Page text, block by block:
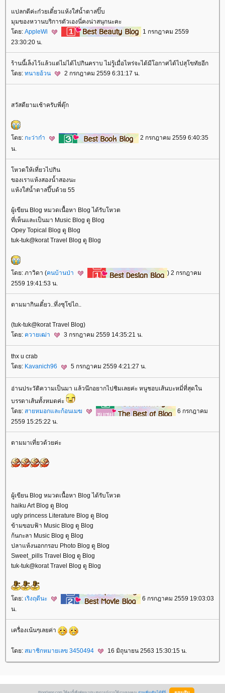
ปลกดีค่ะก๋วยเตี๋ยวแห้งใส่น้ำตาลปิ๊บ
มุมของหวานบริการตัวเองนี่คงน่าสนุกนะคะ
ดย: AppleWi
1 กรกฎาคม 2559
23:30:20 น.
ร้านนี้เล็งไว้แล้วแต่ไม่ได้ไปกินคราบ ไม่รู้เมื่อไหร่จะได้มีโอกาศได้ไปสุโขทัยอีก
ดย: ทนายอ้วน 2 กรกฎาคม 2559 6:31:17 น.
สวัสดียามเช้าครับพี่ตุ๊ก
ดย: กะว่าก๋า
2 กรกฎาคม 2559 6:40:35
น.
หวตให้เที่ยวไปกิน
ของเราแห้งสองน้ำสองนะ
ห้งใส่น้ำตาลปี๊บด้วย 55
ผู้เขียน Blog หมวดเนื้อหา Blog ได้รับโหวต
ที่เห็นและเป็นมา Music Blog ดู Blog
Opey Topical Blog ดู Blog
tuk-tuk@korat Travel Blog ดู Blog
ดย: ภาวิดา (คนบ้านป่า
) 2 กรกฎาคม
2559 19:41:53 น.
ตามมากินเตี๋ยว..ทึ่งซุโข่ไถ..
(tuk-tuk@korat Travel Blog)
ดย: ควายเฒ่า 3 กรกฎาคม 2559 14:35:21 น.
thx u crab
ดย: Kavanich96 5 กรกฎาคม 2559 4:21:27 น.
อ่านประวัติความเป็นมา แล้วนึกอยากไปชิมเลยค่ะ หนูชอบเส้นบะหมี่ที่สุดใน
บรรดาเส้นทั้งหมดค่ะ
ดย: สายหมอกและก้อนเมฆ
6 กรกฎาคม
2559 15:25:22 น.
ตามมาเที่ยวด้วยค่ะ
ผู้เขียน Blog หมวดเนื้อหา Blog ได้รับโหวต
haiku Art Blog ดู Blog
ugly princess Literature Blog ดู Blog
ข้ามขอบฟ้า Music Blog ดู Blog
ก้นกะลา Music Blog ดู Blog
ปลาแห้งนอกกรอบ Photo Blog ดู Blog
Sweet_pills Travel Blog ดู Blog
tuk-tuk@korat Travel Blog ดู Blog
ดย: เริงฤดีนะ
6 กรกฎาคม 2559 19:03:03
น.
เครื่องเน้นๆเลยค่า
ดย: สมาชิกหมายเลข 3450494 16 มิถุนายน 2563 15:30:15 น.
BlogGang.com ใช้คุกกี้เพื่อพัฒนาประสบการณ์การใช้งานของคุณ อ่านเพิ่มเติมได้ที่นี่